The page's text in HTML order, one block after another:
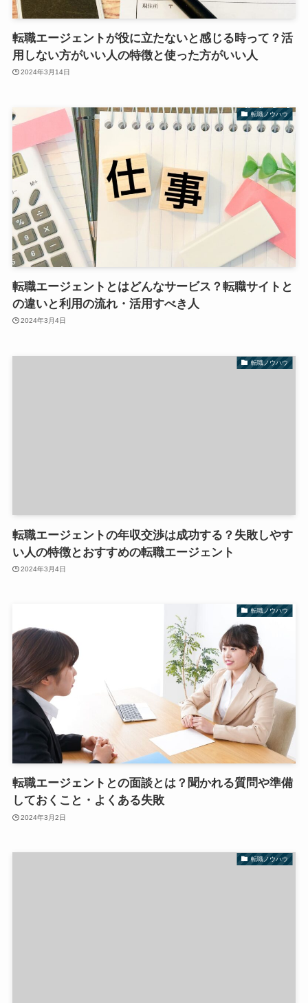
転職エージェントが役に立たないと感じる時って？活
用しない方がいい人の特徴と使った方がいい人
2024年3月14日
転職ノウハウ
転職エージェントとはどんなサービス？転職サイトと
の違いと利用の流れ・活用すべき人
2024年3月4日
転職ノウハウ
転職エージェントの年収交渉は成功する？失敗しやす
い人の特徴とおすすめの転職エージェント
2024年3月4日
転職ノウハウ
転職エージェントとの面談とは？聞かれる質問や準備
しておくこと・よくある失敗
2024年3月2日
転職ノウハウ